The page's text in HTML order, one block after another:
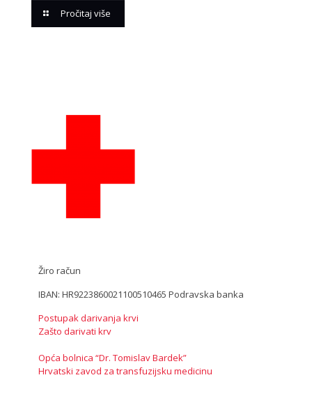
Pročitaj više
Žiro račun
IBAN: HR9223860021100510465 Podravska banka
Postupak darivanja krvi
Zašto darivati krv
Opća bolnica “Dr. Tomislav Bardek”
Hrvatski zavod za transfuzijsku medicinu